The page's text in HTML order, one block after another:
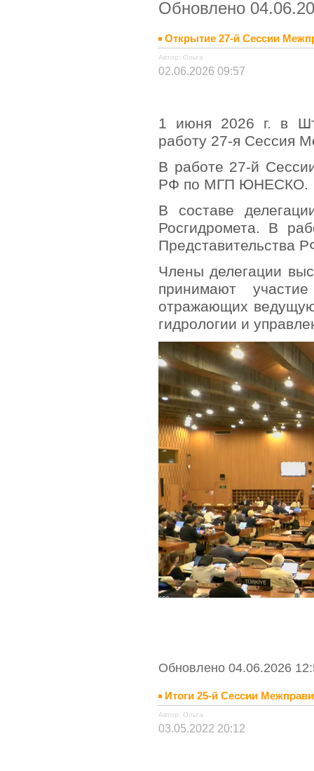
Обновлено
Открытие 27-й Сессии
Автор: Ольга
02.06.2026 09:57
1 июня 2026 г. в
работу 27-я Сессия
В работе 27-й
РФ по МГП ЮНЕСКО.
В составе
Росгидромета. В
Представительства
Члены делегации
принимают
отражающих
гидрологии и
Обновлено 04.06.2026
Итоги 25-й Сессии
Автор: Ольга
03.05.2022 20:12